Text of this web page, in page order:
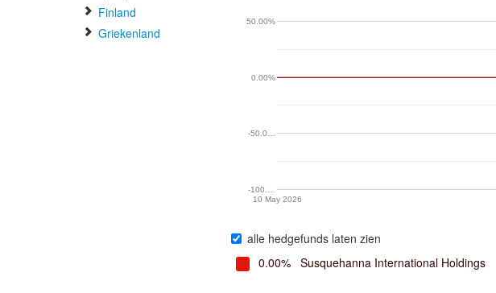
Finland
Griekenland
10 May 2026
-100.…
-50.0…
0.00%
50.00%
alle hedgefunds laten zien
0.00% Susquehanna International Holdings